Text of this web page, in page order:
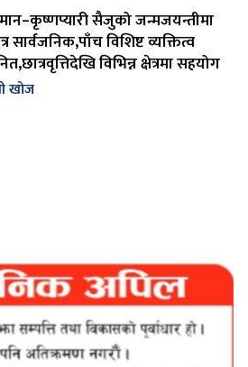
सैजुको जन्मजयन्तीमा
सार्वजनिक,पाँच विशिष्ट व्यक्तित्व
विभिन्न क्षेत्रमा सहयोग
खोज